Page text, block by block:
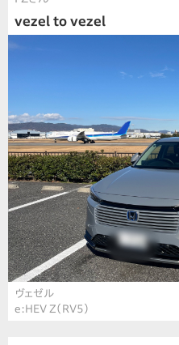
vezel to vezel
ヴェゼル
e:HEV Z（RV5）